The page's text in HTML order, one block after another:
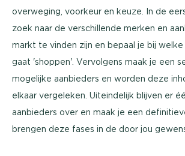
overweging, voorkeur en keuze. In de
zoek naar de verschillende merken en
markt te vinden zijn en bepaal je bij welke
gaat 'shoppen'. Vervolgens maak je een
mogelijke aanbieders en worden deze
elkaar vergeleken. Uiteindelijk blijven er
aanbieders over en maak je een
brengen deze fases in de door jou